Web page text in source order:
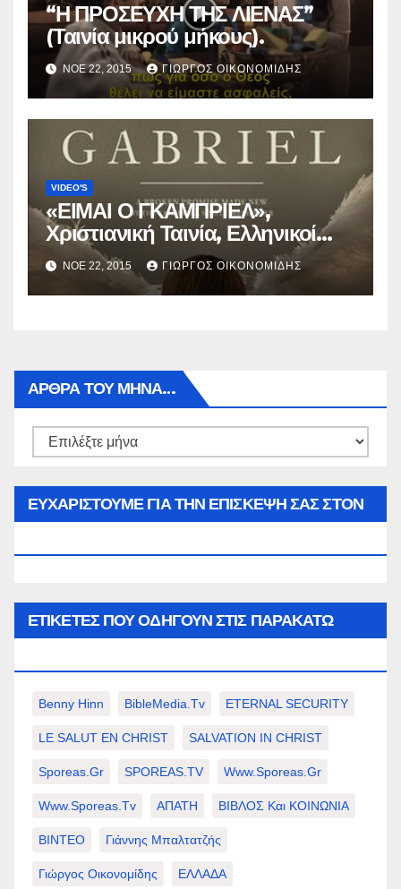
“Η ΠΡΟΣΕΥΧΗ ΤΗΣ ΛΙΕΝΑΣ”
(Ταινία μικρού μήκους).
ΝΟΈ 22, 2015 ΓΙΏΡΓΟΣ ΟΙΚΟΝΟΜΊΔΗΣ
VIDEO'S
«ΕΙΜΑΙ Ο ΓΚΑΜΠΡΙΕΛ»,
Χριστιανική Ταινία, Ελληνικοί
υπότιτλοι.
ΝΟΈ 22, 2015 ΓΙΏΡΓΟΣ ΟΙΚΟΝΟΜΊΔΗΣ
ΑΡΘΡΑ ΤΟΥ ΜΉΝΑ…
Αρθρα
ΕΥΧΑΡΙΣΤΟΥΜΕ ΓΙΑ ΤΗΝ ΕΠΙΣΚΕΨΗ ΣΑΣ ΣΤΟΝ
ΕΤΙΚΈΤΕΣ ΠΟΥ ΟΔΗΓΟΎΝ ΣΤΙΣ ΠΑΡΑΚΆΤΩ
Benny Hinn BibleMedia.tv ETERNAL SECURITY
LE SALUT EN CHRIST SALVATION IN CHRIST
Sporeas.gr SPOREAS.TV Www.sporeas.gr
Www.sporeas.tv ΑΠΑΤΗ ΒΙΒΛΟΣ Και ΚΟΙΝΩΝΙΑ
ΒΙΝΤΕΟ Γιάννης Μπαλτατζής
Γιώργος Οικονομίδης ΕΛΛΑΔΑ